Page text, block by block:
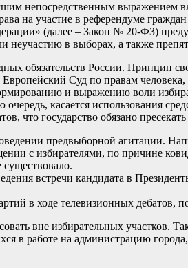
непосредственным выражением
на участие в референдуме
(далее – Закон № 20-ФЗ)
в выборах, а также
обязательств России. Принцип
Суд по правам
и выражению воли
касается использования
что государство обязано
предвыборной агитации.
с избирателями, по причине
встречи кандидата в
в ходе телевизионных дебатов,
вне избирательных участков.
работе на администрацию города,